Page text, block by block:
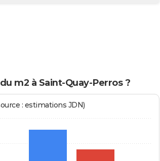
m2 à Saint-Quay-Perros ?
: estimations JDN)